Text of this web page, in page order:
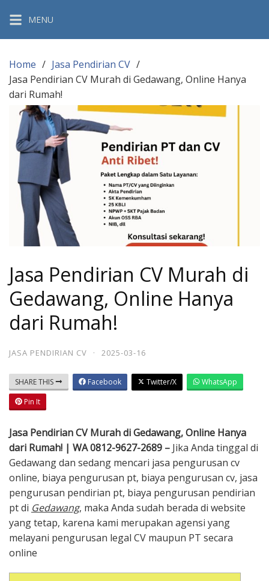
content
MENU
Home
Jasa Pendirian CV
Jasa Pendirian CV Murah di Gedawang, Online Hanya
dari Rumah!
Jasa Pendirian CV Murah di
Gedawang, Online Hanya
dari Rumah!
JASA PENDIRIAN CV · 2025-03-16
SHARE THIS Facebook Twitter/X
WhatsApp
Pin It
Jasa Pendirian CV Murah di Gedawang, Online Hanya
dari Rumah! | WA 0812-9627-2689 – Jika Anda tinggal di
Gedawang dan sedang mencari jasa pengurusan cv
online, biaya pengurusan pt, biaya pengurusan cv, jasa
pengurusan pendirian pt, biaya pengurusan pendirian
pt di Gedawang, maka Anda sudah berada di website
yang tetap, karena kami merupakan agensi yang
melayani pengurusan legal CV maupun PT secara
online